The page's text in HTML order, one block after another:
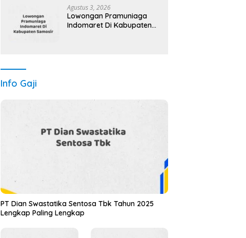
Agustus 3, 2026
Lowongan Pramuniaga
Indomaret Di Kabupaten
Info Gaji
PT Dian Swastatika Sentosa Tbk Tahun 2025
Lengkap Paling Lengkap